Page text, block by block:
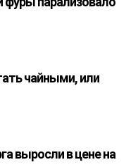
чайными, или
выросли в цене на